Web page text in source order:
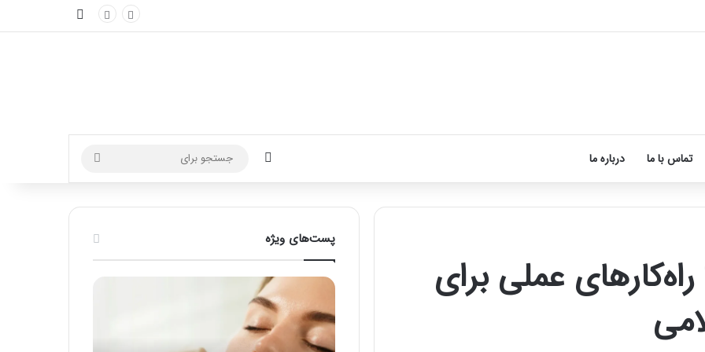
لب بعد از تزریق ژل
تماس با ما درباره ما تغییر پوسته
برای
عملی برای
پست‌های ویژه
ماساژ
راهنمای
آموزش
ماساژ